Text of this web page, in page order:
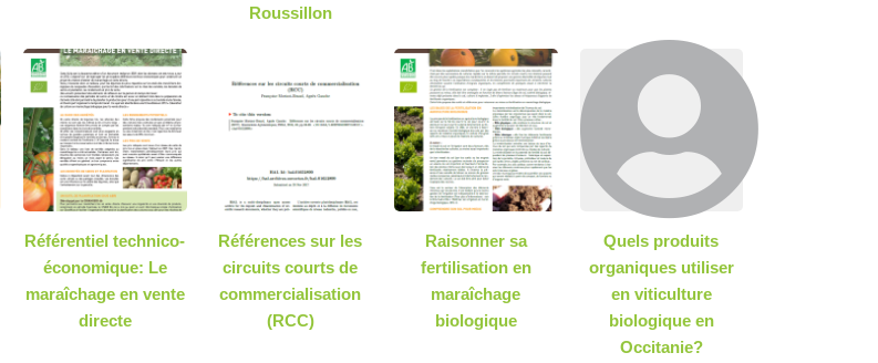
Roussillon
Référentiel technico-
économique: Le
maraîchage en vente
directe
Références sur les
circuits courts de
commercialisation
(RCC)
Raisonner sa
fertilisation en
maraîchage
biologique
Quels produits
organiques utiliser
en viticulture
biologique en
Occitanie?